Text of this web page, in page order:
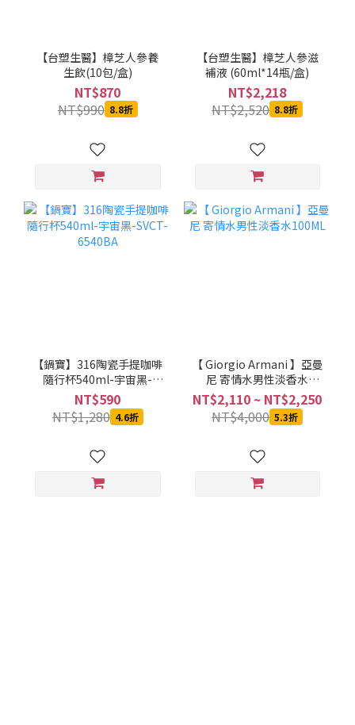
【台塑生醫】樟芝人參養
生飲(10包/盒)
NT$870
NT$990 8.8折
【台塑生醫】樟芝人參滋
補液 (60ml*14瓶/盒)
NT$2,218
NT$2,520 8.8折
【鍋寶】316陶瓷手提咖啡
隨行杯540ml-宇宙黑-
SVCT-6540BA
NT$590
NT$1,280 4.6折
【 Giorgio Armani 】亞曼
尼 寄情水男性淡香水
100ML
NT$2,110 ~ NT$2,250
NT$4,000 5.3折